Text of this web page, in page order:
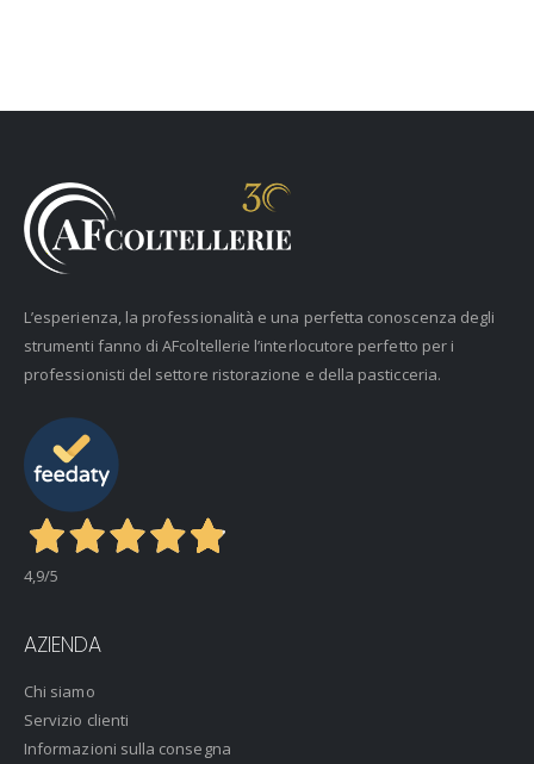
L’esperienza, la professionalità e una perfetta conoscenza degli
strumenti fanno di AFcoltellerie l’interlocutore perfetto per i
professionisti del settore ristorazione e della pasticceria.
4,9/5
AZIENDA
Chi siamo
Servizio clienti
Informazioni sulla consegna